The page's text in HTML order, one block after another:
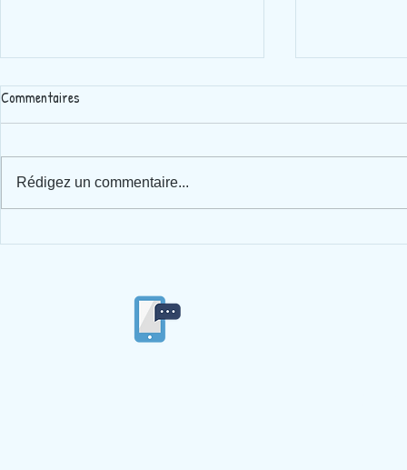
Chantier
Commentaires
Rédigez un commentaire...